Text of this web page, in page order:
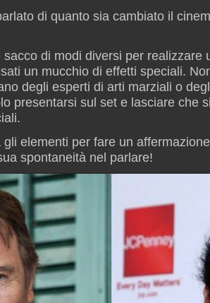
di quanto sia cambiato il
sacco di modi diversi per realizzare
un mucchio di effetti speciali.
degli esperti di arti marziali o
presentarsi sul set e lasciare che
gli elementi per fare un
spontaneità nel parlare!